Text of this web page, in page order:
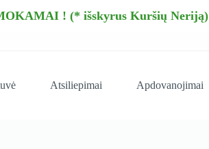
! (* išskyrus Kuršių Neriją)
Atsiliepimai Apdovanojimai